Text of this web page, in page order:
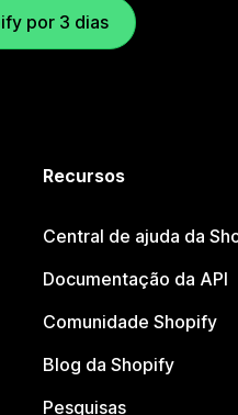
por 3 dias
Recursos
Central de ajuda da
Documentação da API
Comunidade Shopify
Blog da Shopify
Pesquisas